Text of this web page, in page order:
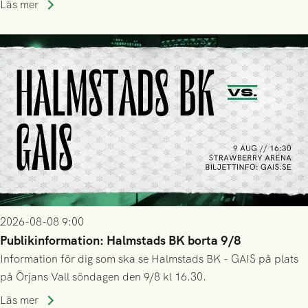
Läs mer
2026-08-08 9:00
Publikinformation: Halmstads BK borta 9/8
Information för dig som ska se Halmstads BK - GAIS på plats
på Örjans Vall söndagen den 9/8 kl 16.30.
Läs mer